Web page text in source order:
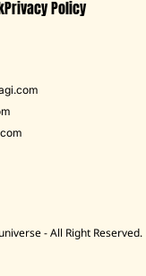
Privacy Policy
- All Right Reserved.